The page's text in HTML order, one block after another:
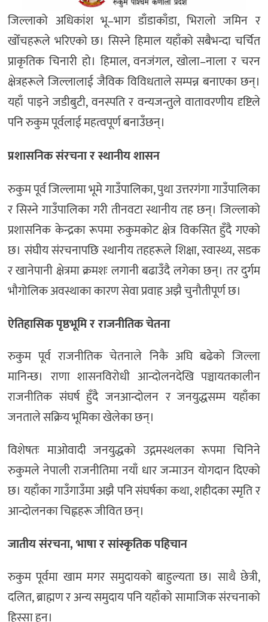
जिल्लाको अधिकांश भू–भाग डाँडाकाँडा, भिरालो जमिन र
खोँचहरूले भरिएको छ। सिस्ने हिमाल यहाँको सबैभन्दा चर्चित
प्राकृतिक चिनारी हो। हिमाल, वनजंगल, खोला–नाला र चरन
क्षेत्रहरूले जिल्लालाई जैविक विविधताले सम्पन्न बनाएका छन्।
यहाँ पाइने जडीबुटी, वनस्पति र वन्यजन्तुले वातावरणीय दृष्टिले
पनि रुकुम पूर्वलाई महत्वपूर्ण बनाउँछन्।
प्रशासनिक संरचना र स्थानीय शासन
रुकुम पूर्व जिल्लामा भूमे गाउँपालिका, पुथा उत्तरगंगा गाउँपालिका
र सिस्ने गाउँपालिका गरी तीनवटा स्थानीय तह छन्। जिल्लाको
प्रशासनिक केन्द्रका रूपमा रुकुमकोट क्षेत्र विकसित हुँदै गएको
छ। संघीय संरचनापछि स्थानीय तहहरूले शिक्षा, स्वास्थ्य, सडक
र खानेपानी क्षेत्रमा क्रमशः लगानी बढाउँदै लगेका छन्। तर दुर्गम
भौगोलिक अवस्थाका कारण सेवा प्रवाह अझै चुनौतीपूर्ण छ।
ऐतिहासिक पृष्ठभूमि र राजनीतिक चेतना
रुकुम पूर्व राजनीतिक चेतनाले निकै अघि बढेको जिल्ला
मानिन्छ। राणा शासनविरोधी आन्दोलनदेखि पञ्चायतकालीन
राजनीतिक संघर्ष हुँदै जनआन्दोलन र जनयुद्धसम्म यहाँका
जनताले सक्रिय भूमिका खेलेका छन्।
विशेषतः माओवादी जनयुद्धको उद्गमस्थलका रूपमा चिनिने
रुकुमले नेपाली राजनीतिमा नयाँ धार जन्माउन योगदान दिएको
छ। यहाँका गाउँगाउँमा अझै पनि संघर्षका कथा, शहीदका स्मृति र
आन्दोलनका चिह्नहरू जीवित छन्।
जातीय संरचना, भाषा र सांस्कृतिक पहिचान
रुकुम पूर्वमा खाम मगर समुदायको बाहुल्यता छ। साथै छेत्री,
दलित, ब्राह्मण र अन्य समुदाय पनि यहाँको सामाजिक संरचनाको
हिस्सा हुन्।